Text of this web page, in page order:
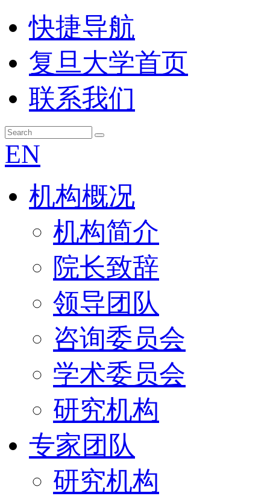
快捷导航
复旦大学首页
联系我们
EN
机构概况
机构简介
院长致辞
领导团队
咨询委员会
学术委员会
研究机构
专家团队
研究机构